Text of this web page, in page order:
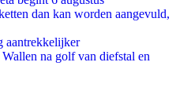
dan kan worden aangevuld,
aantrekkelijker
na golf van diefstal en